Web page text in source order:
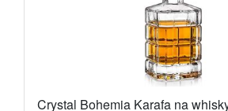
Crystal Bohemia Karafa na